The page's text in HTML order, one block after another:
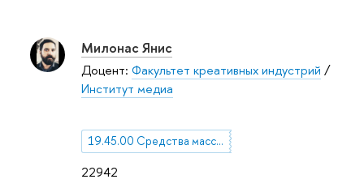
22942
Милонас Янис
Доцент: Факультет креативных индустрий /
Институт медиа
19.45.00 Средства массовой информации